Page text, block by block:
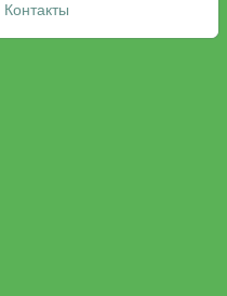
Контакты